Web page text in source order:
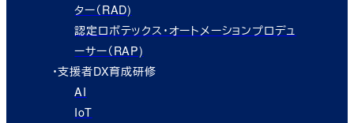
ター（RAD)
認定ロボテックス・オートメーションプロデュ
ーサー（RAP)
・支援者DX育成研修
AI
IoT